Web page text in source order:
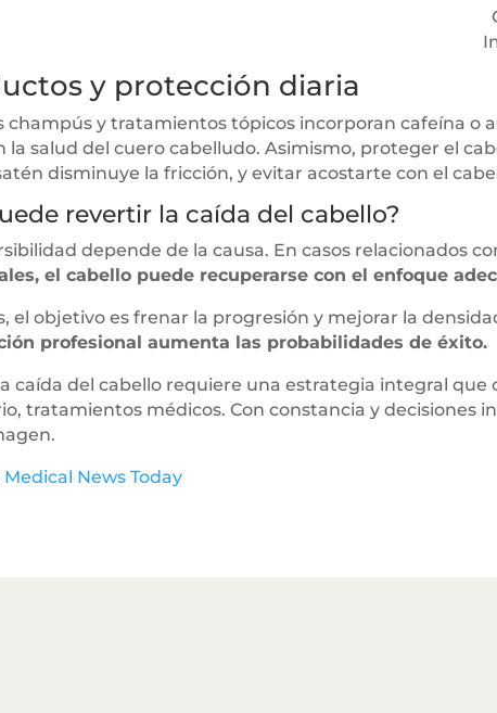
y protección diaria
champús y tratamientos tópicos incorporan cafeína o
la salud del cuero cabelludo. Asimismo, proteger el
disminuye la fricción, y evitar acostarte con el
revertir la caída del cabello?
depende de la causa. En casos relacionados
el cabello puede recuperarse con el enfoque
el objetivo es frenar la progresión y mejorar la
profesional aumenta las probabilidades de éxito.
caída del cabello requiere una estrategia integral
tratamientos médicos. Con constancia y decisiones
Medical News Today